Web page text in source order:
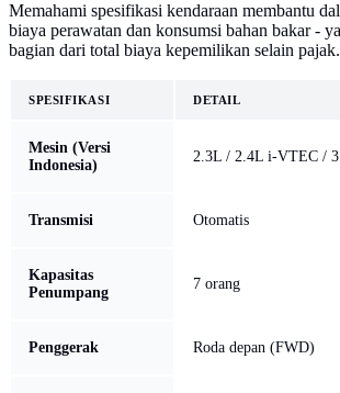
Memahami spesifikasi kendaraan membantu
biaya perawatan dan konsumsi bahan bakar -
bagian dari total biaya kepemilikan selain pajak.
SPESIFIKASI DETAIL
Mesin (Versi
Indonesia)
2.3L / 2.4L i-VTEC /
Transmisi Otomatis
Kapasitas
Penumpang
7 orang
Penggerak Roda depan (FWD)